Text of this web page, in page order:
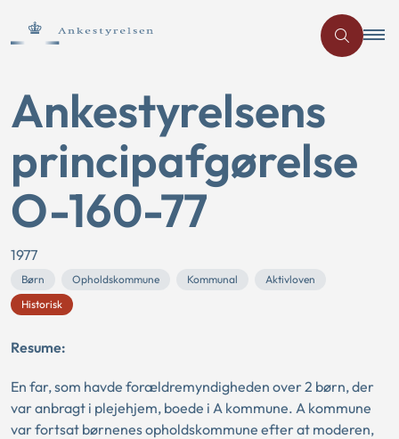
Ankestyrelsens
principafgørelse
O-160-77
1977
Børn Opholdskommune Kommunal
Aktivloven
Historisk
Resume:
En far, som havde forældremyndigheden over 2 børn, der
var anbragt i plejehjem, boede i A kommune. A kommune
var fortsat børnenes opholdskommune efter at moderen,